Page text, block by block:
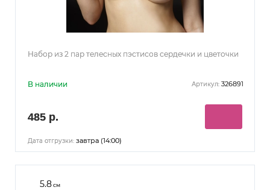
Набор из 2 пар телесных пэстисов сердечки и цветочки
В наличии Артикул: 326891
485 р.
Дата отгрузки: завтра (14:00)
5.8см